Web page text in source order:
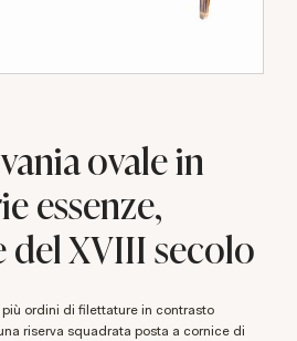
ovale in
essenze,
del XVIII secolo
riserva squadrata posta a cornice di